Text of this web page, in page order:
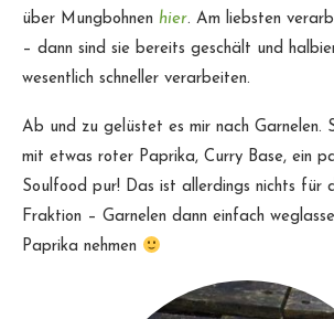
über Mungbohnen hier. Am liebsten
– dann sind sie bereits geschält und
wesentlich schneller verarbeiten.
Ab und zu gelüstet es mir nach Garnelen.
mit etwas roter Paprika, Curry Base, ein
Soulfood pur! Das ist allerdings nichts für
Fraktion – Garnelen dann einfach
Paprika nehmen